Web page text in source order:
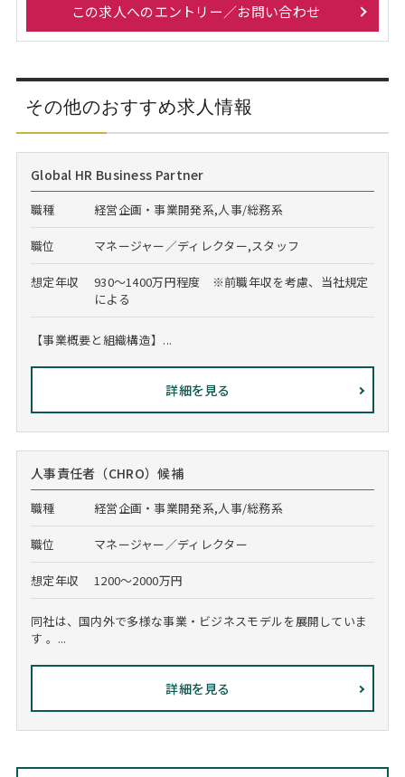
この求人へのエントリー／お問い合わせ
その他のおすすめ求人情報
Global HR Business Partner
職種 経営企画・事業開発系,人事/総務系
職位 マネージャー／ディレクター,スタッフ
想定年収
930～1400万円程度 ※前職年収を考慮、当社規定
による
【事業概要と組織構造】...
詳細を見る
人事責任者（CHRO）候補
職種 経営企画・事業開発系,人事/総務系
職位 マネージャー／ディレクター
想定年収 1200～2000万円
同社は、国内外で多様な事業・ビジネスモデルを展開していま
す 。...
詳細を見る